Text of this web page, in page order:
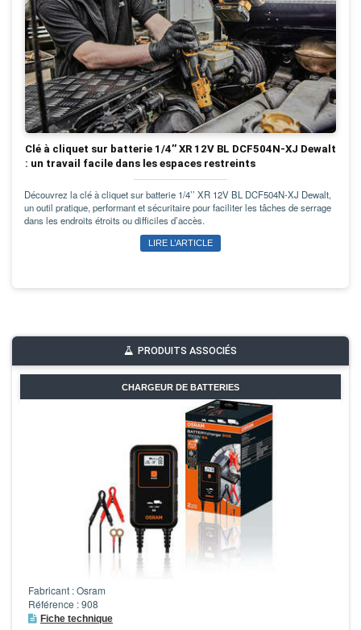
Clé à cliquet sur batterie 1/4’’ XR 12V BL DCF504N-XJ Dewalt
: un travail facile dans les espaces restreints
Découvrez la clé à cliquet sur batterie 1/4’’ XR 12V BL DCF504N-XJ Dewalt,
un outil pratique, performant et sécuritaire pour faciliter les tâches de serrage
dans les endroits étroits ou difficiles d’accès.
LIRE L’ARTICLE
PRODUITS ASSOCIÉS
CHARGEUR DE BATTERIES
Fabricant : Osram
Référence : 908
Fiche technique